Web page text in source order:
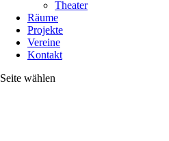
Theater
Räume
Projekte
Vereine
Kontakt
Seite wählen